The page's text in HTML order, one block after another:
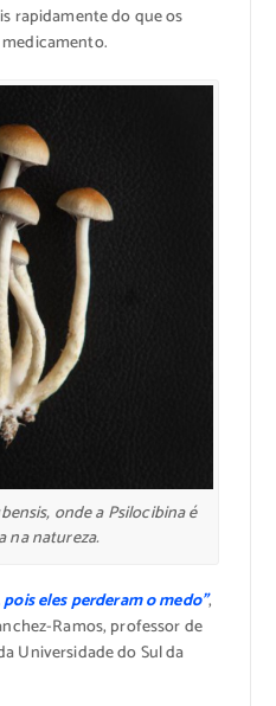
rapidamente do que os
onde a Psilocibina é
na natureza.
eles perderam o medo”,
Ramos, professor de
Universidade do Sul da